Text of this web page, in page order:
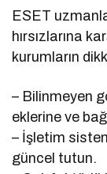
ESET
hırsızlarına
kurumların
– Bilinmeyen
eklerine ve
– İşletim
güncel tutun.